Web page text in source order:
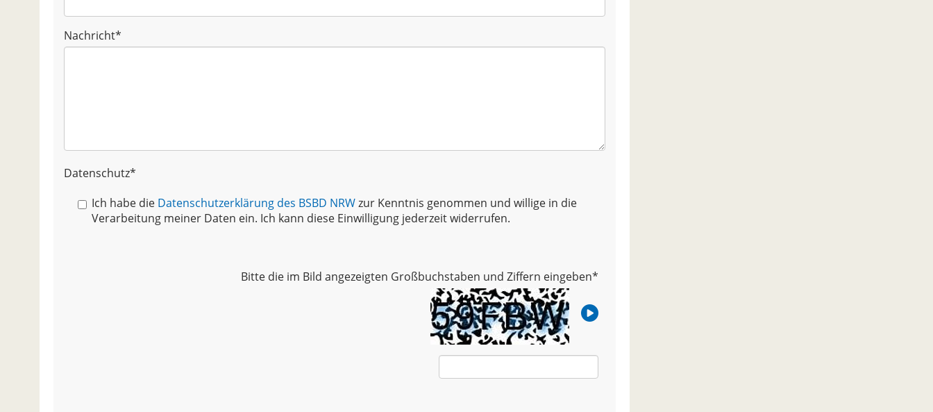
Nachricht*
Datenschutz*
Ich habe die Datenschutzerklärung des BSBD NRWzur Kenntnis genommen und willige in die
Verarbeitung meiner Daten ein. Ich kann diese Einwilligung jederzeit widerrufen.
Bitte die im Bild angezeigten Großbuchstaben und Ziffern eingeben*